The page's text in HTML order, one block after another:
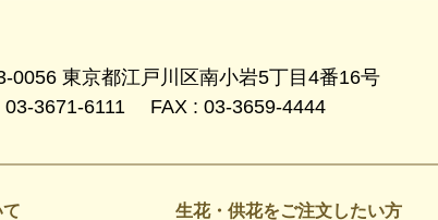
0056 東京都江戸川区南小岩5丁目4番16号
03-3671-6111 FAX : 03-3659-4444
生花・供花をご注文したい方